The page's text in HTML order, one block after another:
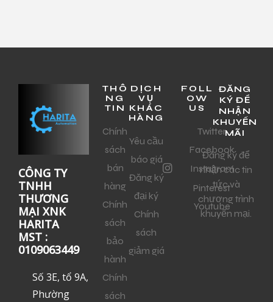
CÔNG TY
TNHH
THƯƠNG
MẠI XNK
HARITA
MST :
0109063449
Số 3E, tổ 9A,
Phường
THÔ
NG
TIN
Chính
sách
bán
hàng
Chính
sách
bảo
hành
Chính
sách
DỊCH
VỤ
KHÁC
HÀNG
Yêu cầu
báo giá
Đăng ký
đại ký
Chính
sách
giảm giá
FOLL
OW
US
Twitter
Facebook
Instagram
Pinterest
Youtube
ĐĂNG
KÝ ĐỂ
NHẬN
KHUYẾN
MÃI
Đăng ký để
nhận các tin
tức và
chương trình
khuyến mại.